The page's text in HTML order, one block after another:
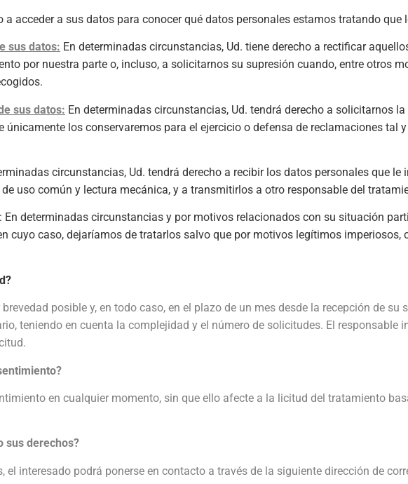
a acceder a sus datos para conocer qué datos personales estamos tratando que
sus datos: En determinadas circunstancias, Ud. tiene derecho a rectificar
por nuestra parte o, incluso, a solicitarnos su supresión cuando, entre otros
sus datos: En determinadas circunstancias, Ud. tendrá derecho a solicitarnos
los conservaremos para el ejercicio o defensa de reclamaciones tal
circunstancias, Ud. tendrá derecho a recibir los datos personales que le
uso común y lectura mecánica, y a transmitirlos a otro responsable del
: En determinadas circunstancias y por motivos relacionados con su situación
cuyo caso, dejaríamos de tratarlos salvo que por motivos legítimos imperiosos,
posible y, en todo caso, en el plazo de un mes desde la recepción de
teniendo en cuenta la complejidad y el número de solicitudes. El responsable
en cualquier momento, sin que ello afecte a la licitud del tratamiento
sus derechos?
el interesado podrá ponerse en contacto a través de la siguiente dirección de